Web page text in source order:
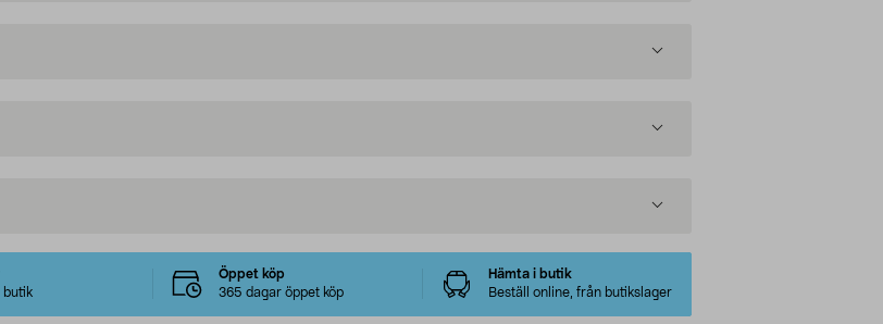
butik
Öppet köp
365 dagar öppet köp
Hämta i butik
Beställ online, från butikslager